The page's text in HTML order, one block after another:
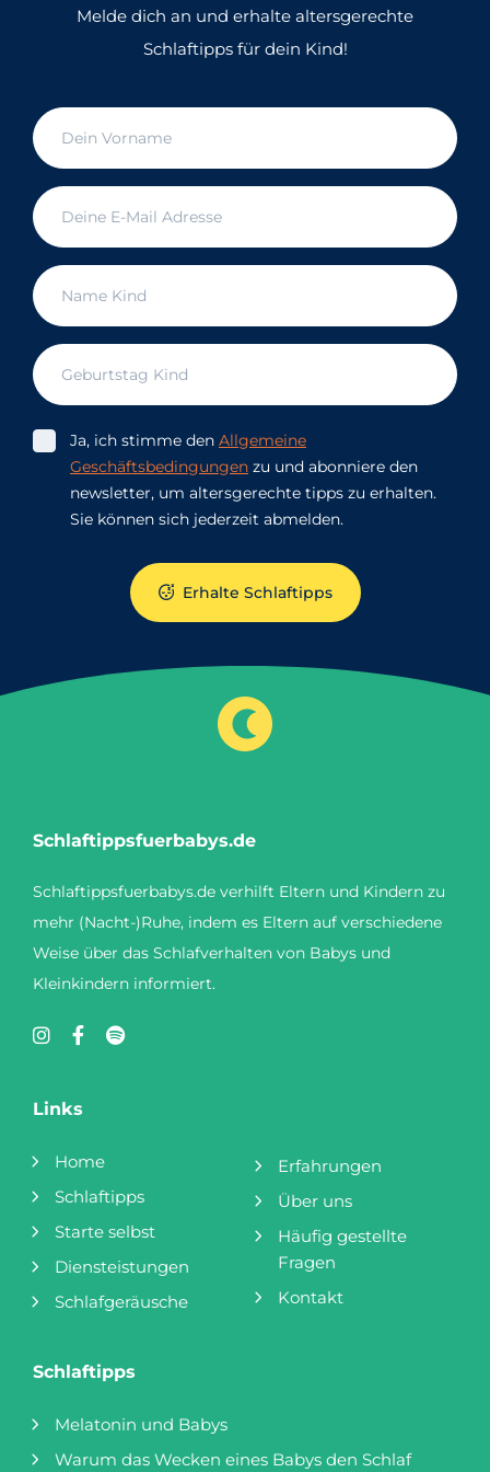
Melde dich an und erhalte altersgerechte
Schlaftipps für dein Kind!
Ja, ich stimme den Allgemeine
Geschäftsbedingungen zu und abonniere den
newsletter, um altersgerechte tipps zu erhalten.
Sie können sich jederzeit abmelden.
Erhalte Schlaftipps
Schlaftippsfuerbabys.de
Schlaftippsfuerbabys.de verhilft Eltern und Kindern zu
mehr (Nacht-)Ruhe, indem es Eltern auf verschiedene
Weise über das Schlafverhalten von Babys und
Kleinkindern informiert.
Links
Home
Schlaftipps
Starte selbst
Diensteistungen
Schlafgeräusche
Erfahrungen
Über uns
Fragen
Kontakt
Schlaftipps
Melatonin und Babys
Warum das Wecken eines Babys den Schlaf